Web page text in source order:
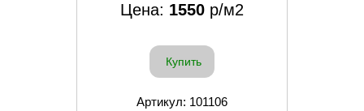
Цена: 1550 р/м2
Купить
Артикул: 101106